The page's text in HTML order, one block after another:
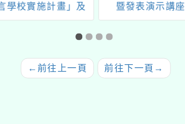
學校實施計畫」及
辦理客語教學語言者
獎勵及增能計畫」
暨發表演示講座
← 前往上一頁 前往下一頁 →